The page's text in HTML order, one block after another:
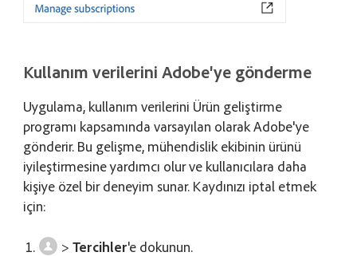
Kullanım verilerini Adobe'ye gönderme
Uygulama, kullanım verilerini Ürün geliştirme
programı kapsamında varsayılan olarak Adobe'ye
gönderir. Bu gelişme, mühendislik ekibinin ürünü
iyileştirmesine yardımcı olur ve kullanıcılara daha
kişiye özel bir deneyim sunar. Kaydınızı iptal etmek
için:
>Tercihler'e dokunun.